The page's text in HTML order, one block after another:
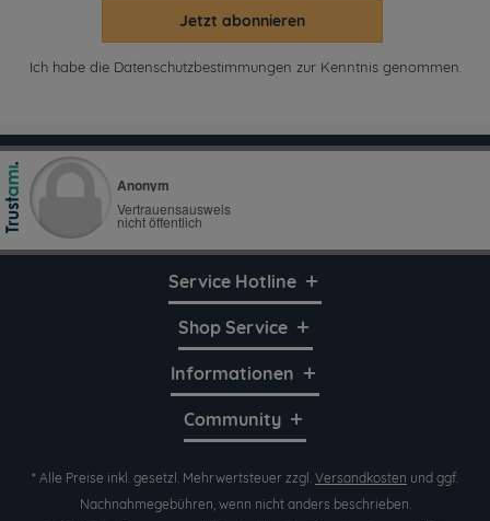
Jetzt abonnieren
Ich habe die Datenschutzbestimmungen zur Kenntnis genommen.
Service Hotline
Shop Service
Informationen
Community
* Alle Preise inkl. gesetzl. Mehrwertsteuer zzgl. Versandkosten und ggf.
Nachnahmegebühren, wenn nicht anders beschrieben.